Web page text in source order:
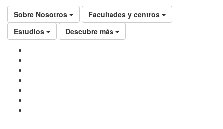
Sobre Nosotros
Facultades y centros
Estudios
Descubre más